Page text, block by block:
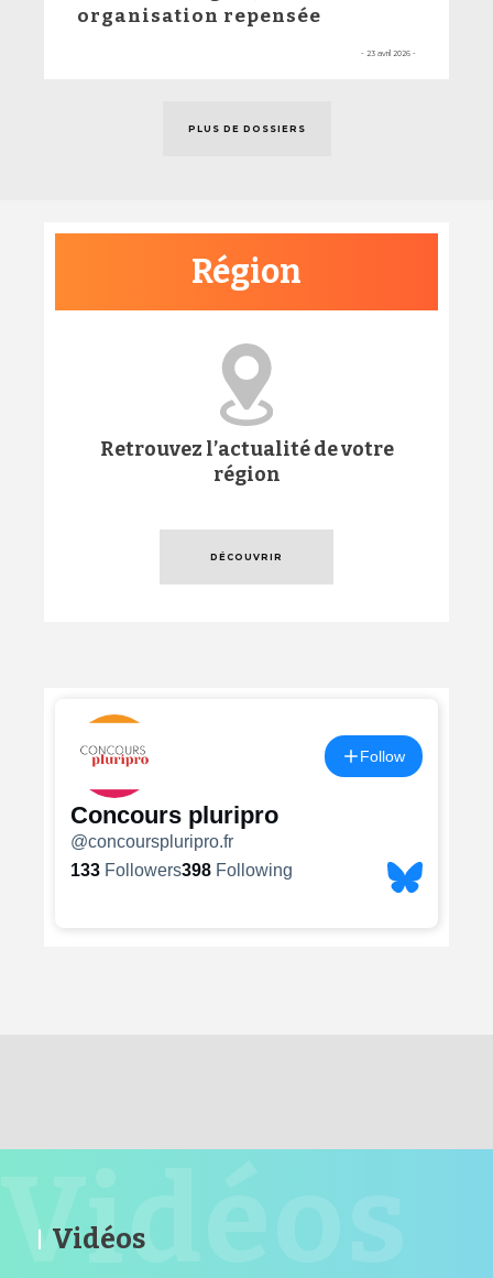
organisation repensée
- 23 avril 2026 -
PLUS DE DOSSIERS
Région
Retrouvez l’actualité de votre
région
DÉCOUVRIR
Vidéos
Vidéos